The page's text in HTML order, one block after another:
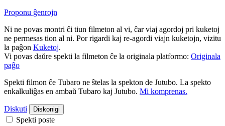
Proponu ĝenrojn
Ni ne povas montri ĉi tiun filmeton al vi, ĉar viaj agordoj pri kuketoj
ne permesas tion al ni. Por rigardi kaj re-agordi viajn kuketojn, vizitu
la paĝon Kuketoj.
Vi povas daŭre spekti la filmeton ĉe la originala platformo: Originala
paĝo
Spekti filmon ĉe Tubaro ne ŝtelas la spekton de Jutubo. La spekto
enkalkuliĝas en ambaŭ Tubaro kaj Jutubo. Mi komprenas.
Diskuti Diskonigi
Spekti poste